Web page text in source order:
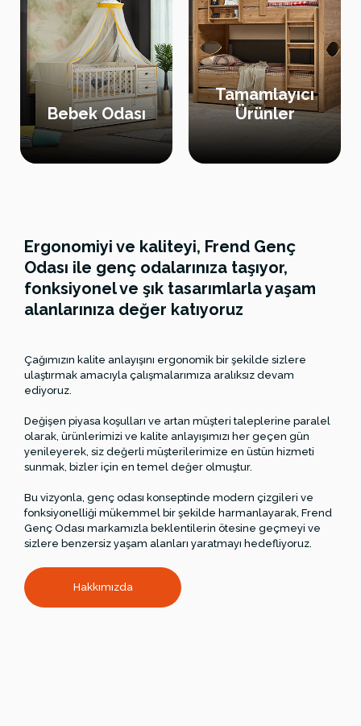
Bebek Odası
Tamamlayıcı
Ürünler
Ergonomiyi ve kaliteyi, Frend Genç
Odası ile genç odalarınıza taşıyor,
fonksiyonel ve şık tasarımlarla yaşam
alanlarınıza değer katıyoruz
Çağımızın kalite anlayışını ergonomik bir şekilde sizlere
ulaştırmak amacıyla çalışmalarımıza aralıksız devam
ediyoruz.
Değişen piyasa koşulları ve artan müşteri taleplerine paralel
olarak, ürünlerimizi ve kalite anlayışımızı her geçen gün
yenileyerek, siz değerli müşterilerimize en üstün hizmeti
sunmak, bizler için en temel değer olmuştur.
Bu vizyonla, genç odası konseptinde modern çizgileri ve
fonksiyonelliği mükemmel bir şekilde harmanlayarak, Frend
Genç Odası markamızla beklentilerin ötesine geçmeyi ve
sizlere benzersiz yaşam alanları yaratmayı hedefliyoruz.
Hakkımızda